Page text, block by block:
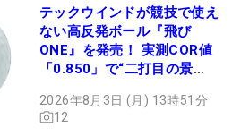
テックウインドが競技で使え
ない高反発ボール『飛び
ONE』を発売！ 実測COR値
「0.850」で“二打目の景
2026年8月3日 (月) 13時51分
12